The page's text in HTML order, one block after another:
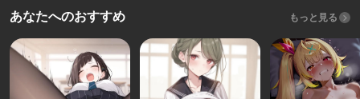
あなたへのおすすめ もっと見る